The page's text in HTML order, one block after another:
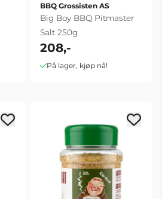
BBQ Grossisten AS
Big Boy BBQ Pitmaster
Salt 250g
208,-
På lager, kjøp nå!